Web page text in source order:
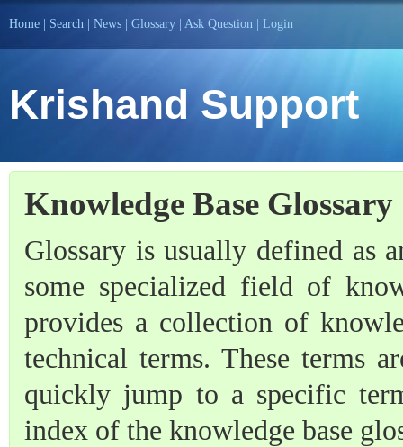
Home Search News Glossary Ask Question Login
Krishand Support
Knowledge Base Glossary
Glossary is usually defined as
some specialized field of
provides a collection of
technical terms. These terms
quickly jump to a specific
index of the knowledge base